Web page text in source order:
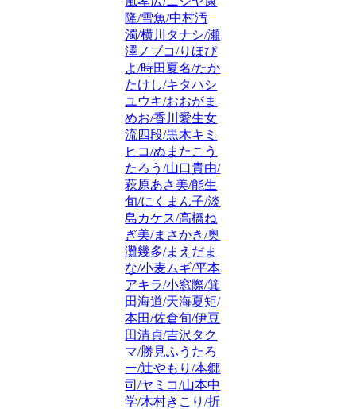
隆/雪魚/中村汚
濁/横川タナシ/瀬
澤ノブコ/りほぴ
よ/時田夏名/たか
たけし/キタハシ
ユウキ/おおがま
めお/香川愛生女
流四段/黒木キミ
ヒコ/ぬまたこう
たろう/山口貴由/
萩原あさ美/能生
旬/にくまん子/淡
島カケス/高橋ね
ぎ美/まさかき/奥
灘幾多/まえだま
な/小麦ムギ/平本
アキラ/小窓際/箕
田海道/天海夏矩/
本田/佐倉旬/伊豆
田清貞/吉沢タク
マ/勝見ふうたろ
ー/辻やもり/本郷
司/ヤミコ/山本中
学/木村きこり/折